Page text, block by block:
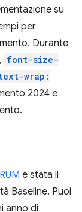
su
per
Durante
, font-size-
wrap:
2024 e
è stata il
Baseline. Puoi
anno di